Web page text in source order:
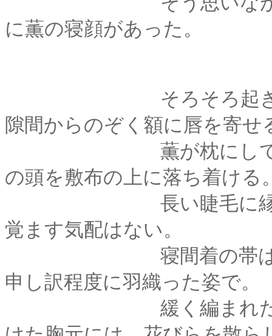
に薫の寝顔があった。
そろそろ起きる時間
隙間からのぞく額に唇を寄せ
薫が枕にしている左
の頭を敷布の上に落ち着ける
長い睫毛に縁取られ
覚ます気配はない。
寝間着の帯はほどけ
申し訳程度に羽織った姿で。
緩く編まれた三つ編